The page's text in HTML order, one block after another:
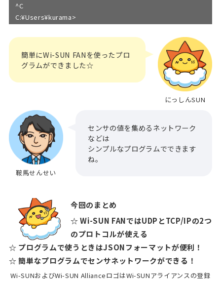
^C
C:¥Users¥kurama>
にっしんSUN
簡単にWi-SUN FANを使ったプロ
グラムができました☆
鞍馬せんせい
センサの値を集めるネットワーク
などは
シンプルなプログラムでできます
ね。
今回のまとめ
☆ Wi-SUN FANではUDPとTCP/IPの2つ
のプロトコルが使える
☆ プログラムで使うときはJSONフォーマットが便利！
☆ 簡単なプログラムでセンサネットワークができる！
Wi-SUNおよびWi-SUN AllianceロゴはWi-SUNアライアンスの登録